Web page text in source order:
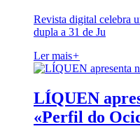
Revista digital celebra
dupla a 31 de Ju
Ler mais+
LÍQUEN
«Perfil do